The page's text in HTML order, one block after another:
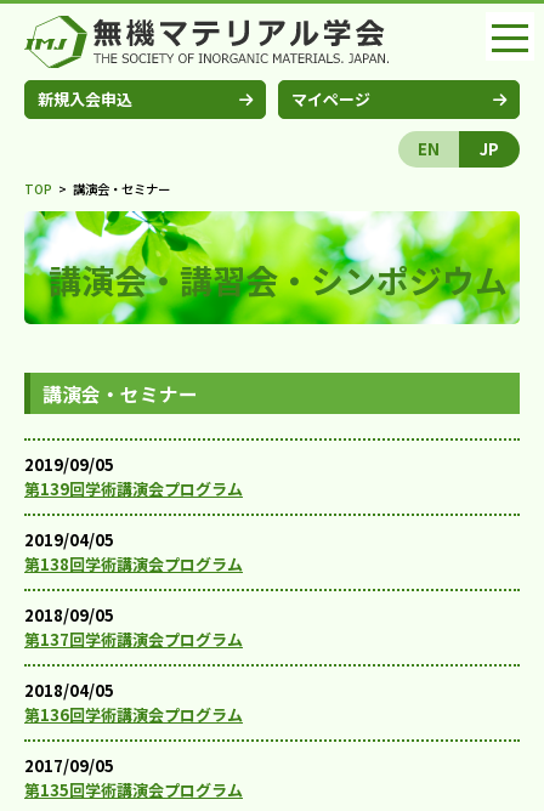
新規入会申込 マイページ
EN JP
TOP > 講演会・セミナー
講演会・講習会・シンポジウム
講演会・セミナー
2019/09/05
第139回学術講演会プログラム
2019/04/05
第138回学術講演会プログラム
2018/09/05
第137回学術講演会プログラム
2018/04/05
第136回学術講演会プログラム
2017/09/05
第135回学術講演会プログラム